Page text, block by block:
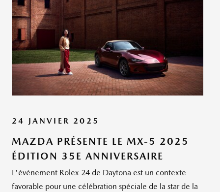
24 JANVIER 2025
MAZDA PRÉSENTE LE MX-5 2025
ÉDITION 35E ANNIVERSAIRE
L'événement Rolex 24 de Daytona est un contexte
favorable pour une célébration spéciale de la star de la